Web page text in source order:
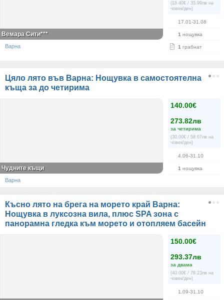
(18.40€ / 35.99лв на
човек/ден)
17.01-31.08
1 нощувка
1 грабнат
Вемара Сити***
Варна
Цяло лято във Варна: Нощувка в самостоятелна
къща за до четирима
140.00€
273.82лв
за четирима
(30.00€ / 58.67лв на
човек/ден)
4.06-31.10
1 нощувка
Чудните къщи
Варна
Късно лято на брега на морето край Варна:
Нощувка в луксозна вила, плюс SPA зона с
панорамна гледка към морето и отопляем басейн
150.00€
293.37лв
за двама
(40.00€ / 78.23лв на
човек/ден)
1.09-31.10